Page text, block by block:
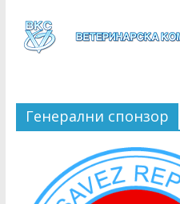
Генерални спонзор